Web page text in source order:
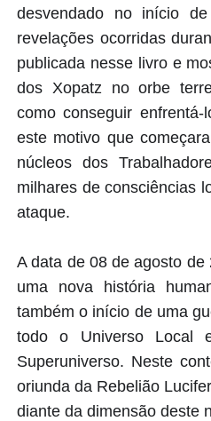
desvendado no início
revelações ocorridas
publicada nesse livro e
dos Xopatz no orbe
como conseguir
este motivo que
núcleos dos
milhares de consciências
ataque.
A data de 08 de agosto
uma nova história
também o início de uma
todo o Universo Local
Superuniverso. Neste
oriunda da Rebelião
diante da dimensão deste